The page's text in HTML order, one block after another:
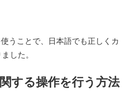
うことで、日本語でも正しくカ
した。
する操作を行う方法